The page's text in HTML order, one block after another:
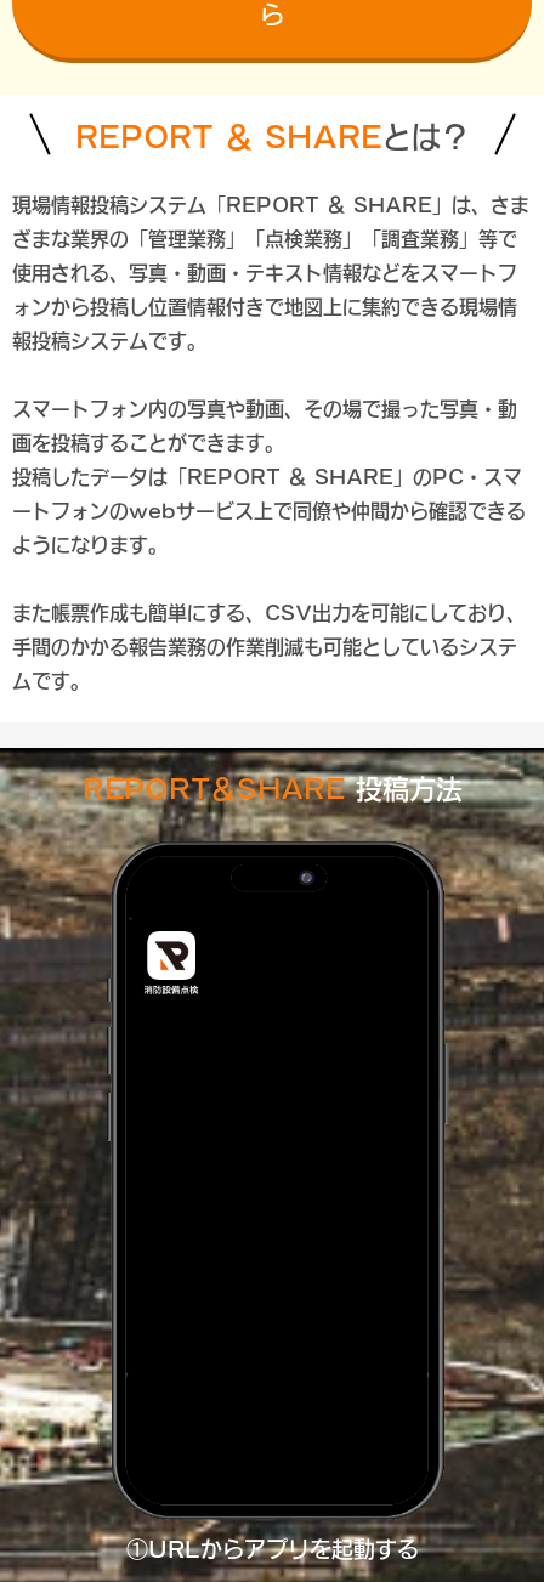
ら
REPORT ＆ SHAREとは？
現場情報投稿システム「REPORT ＆ SHARE」は、さま
ざまな業界の 「管理業務」「点検業務」「調査業務」 等で
使用される、写真・動画・テキスト情報などをスマートフ
ォンから投稿し位置情報付きで地図上に集約できる現場情
報投稿システムです。
スマートフォン内の写真や動画、その場で撮った写真・動
画を投稿することができます。
投稿したデータは「REPORT ＆ SHARE」のPC・スマ
ートフォンのwebサービス上で同僚や仲間から確認できる
ようになります。
また帳票作成も簡単にする、 CSV出力を可能にしており、
手間のかかる報告業務の作業削減も可能としているシステ
ムです。
REPORT＆SHARE投稿方法
①URLからアプリを起動する